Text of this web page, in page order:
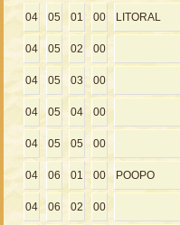
04 05 01 00 LITORAL
04 05 02 00
04 05 03 00
04 05 04 00
04 05 05 00
04 06 01 00 POOPO
04 06 02 00